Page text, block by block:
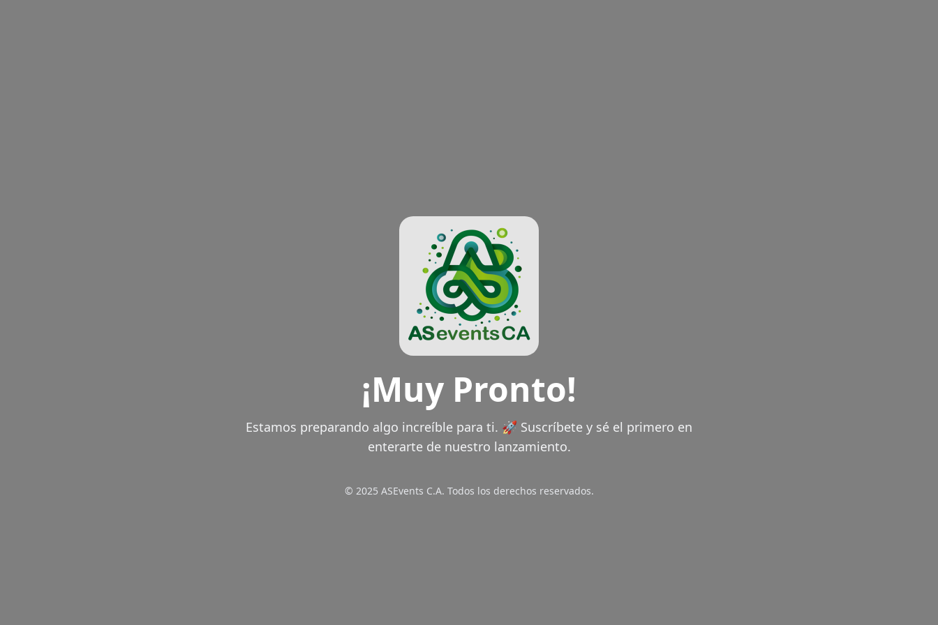
¡Muy Pronto!
Estamos preparando algo increíble para ti. 🚀 Suscríbete y sé el primero en
enterarte de nuestro lanzamiento.
© 2025 ASEvents C.A. Todos los derechos reservados.